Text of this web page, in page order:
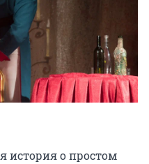
история о простом